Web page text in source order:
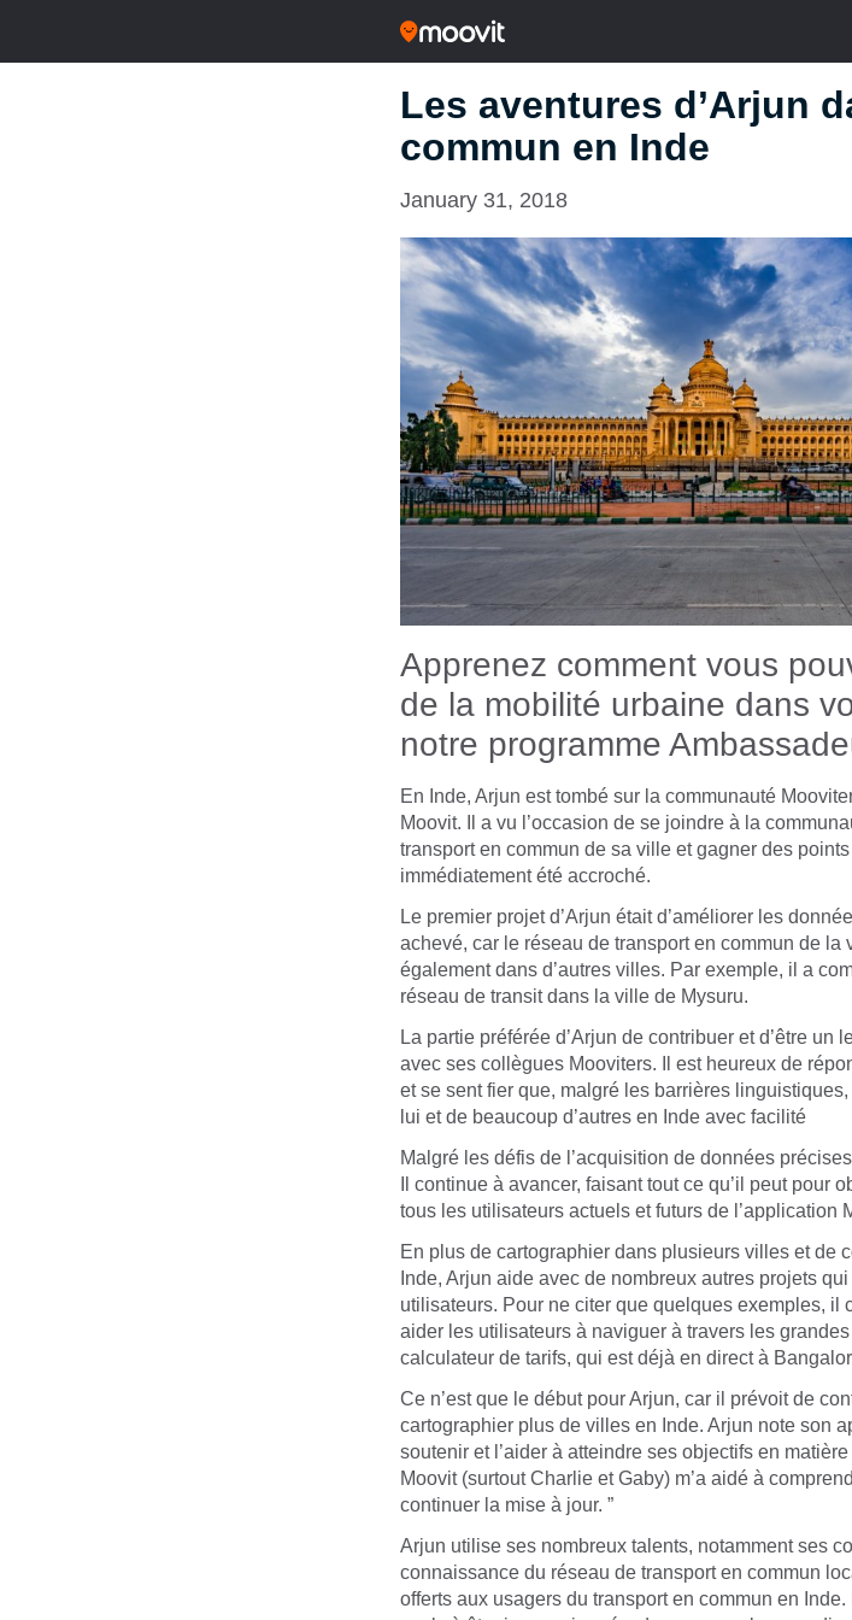
Les aventures d’Arjun
commun en Inde
January 31, 2018
Apprenez comment vous
de la mobilité urbaine dans
notre programme
En Inde, Arjun est tombé sur la communauté
Moovit. Il a vu l’occasion de se joindre à la
transport en commun de sa ville et gagner des
immédiatement été accroché.
Le premier projet d’Arjun était d’améliorer les
achevé, car le réseau de transport en commun de
également dans d’autres villes. Par exemple, il a
réseau de transit dans la ville de Mysuru.
La partie préférée d’Arjun de contribuer et d’être un
avec ses collègues Mooviters. Il est heureux de
et se sent fier que, malgré les barrières
lui et de beaucoup d’autres en Inde avec facilité
Malgré les défis de l’acquisition de données
Il continue à avancer, faisant tout ce qu’il peut pour
tous les utilisateurs actuels et futurs de l’application
En plus de cartographier dans plusieurs villes et de
Inde, Arjun aide avec de nombreux autres projets
utilisateurs. Pour ne citer que quelques exemples, il
aider les utilisateurs à naviguer à travers les
calculateur de tarifs, qui est déjà en direct à
Ce n’est que le début pour Arjun, car il prévoit de
cartographier plus de villes en Inde. Arjun note son
soutenir et l’aider à atteindre ses objectifs en
Moovit (surtout Charlie et Gaby) m’a aidé à
continuer la mise à jour. ”
Arjun utilise ses nombreux talents, notamment ses
connaissance du réseau de transport en commun
offerts aux usagers du transport en commun en